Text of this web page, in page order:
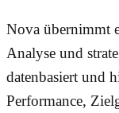
Nova übernimmt
Analyse und
datenbasiert und
Performance,